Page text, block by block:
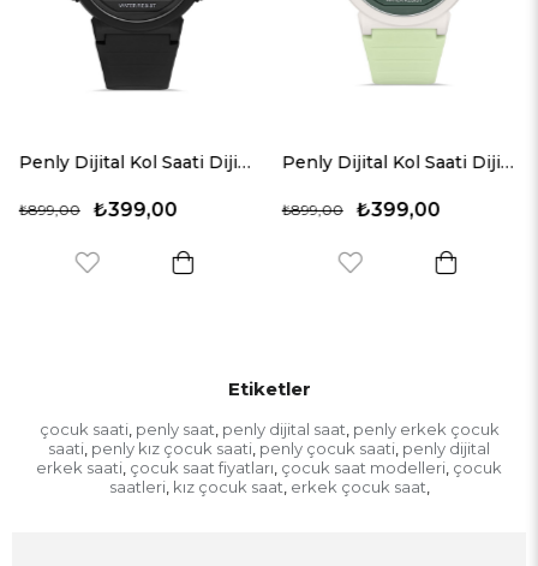
Penly Dijital Kol Saati Dijital 219 Model Siyah +4 Renk Kronometre-Alarmlı 5ATM Su Geçirmez Penly Dijital Kol Saati Dijital 219 Model Yeşil +4 Renk Kronometre-Alarmlı 5ATM Su Geçirmez
₺399,00
₺899,00 ₺449,00
₺999,00
Etiketler
çocuk saati, penly saat penly dijital saat penly erkek çocuk
saati penly kız çocuk saati penly çocuk saati penly dijital
erkek saati çocuk saat fiyatları çocuk saat modelleri çocuk
saatleri, kız çocuk saat erkek çocuk saat